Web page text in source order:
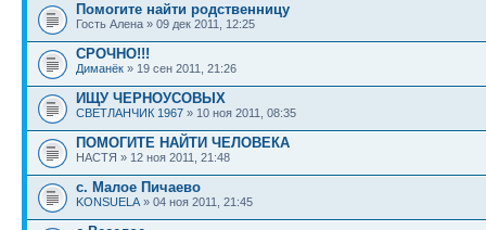
Помогите найти родственницу
Гость Алена » 09 дек 2011, 12:25
СРОЧНО!!!
Диманёк » 19 сен 2011, 21:26
ИЩУ ЧЕРНОУСОВЫХ
СВЕТЛАНЧИК 1967 » 10 ноя 2011, 08:35
ПОМОГИТЕ НАЙТИ ЧЕЛОВЕКА
НАСТЯ » 12 ноя 2011, 21:48
с. Малое Пичаево
KONSUELA » 04 ноя 2011, 21:45